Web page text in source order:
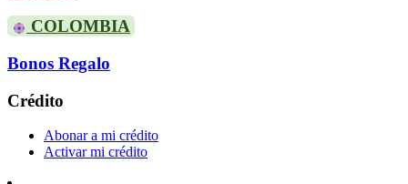
COLOMBIA
Bonos Regalo
Crédito
Abonar a mi crédito
Activar mi crédito